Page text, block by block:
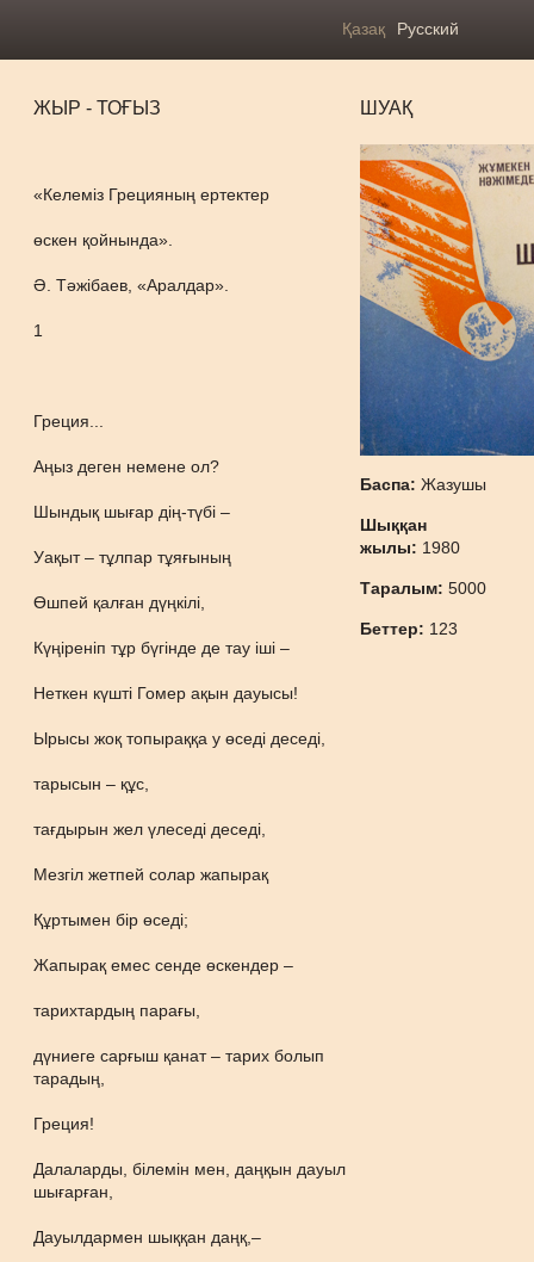
Қазақ Русский
ЖЫР - ТОҒЫЗ
«Келеміз Грецияның ертектер
өскен қойнында».
Ә. Тәжібаев, «Аралдар».
1
Греция...
Аңыз деген немене ол?
Шындық шығар дің-түбі –
Уақыт – тұлпар тұяғының
Өшпей қалған дүңкілі,
Күңіреніп тұр бүгінде де тау іші –
Неткен күшті Гомер ақын дауысы!
Ырысы жоқ топыраққа у өседі деседі,
тарысын – құс,
тағдырын жел үлеседі деседі,
Мезгіл жетпей солар жапырақ
Құртымен бір өседі;
Жапырақ емес сенде өскендер –
тарихтардың парағы,
дүниеге сарғыш қанат – тарих болып
тарадың,
Греция!
Далаларды, білемін мен, даңқын дауыл
шығарған,
Дауылдармен шыққан даңқ,–
ШУАҚ
Баспа:Жазушы
Шыққан
жылы: 1980
Таралым:5000
Беттер: 123